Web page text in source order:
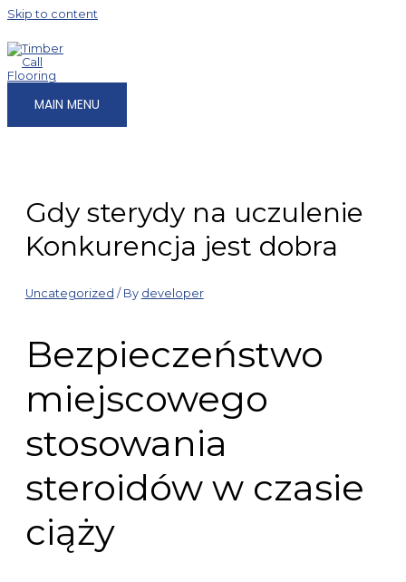
Skip to content
MAIN MENU
Gdy sterydy na uczulenie
Konkurencja jest dobra
Uncategorized / By developer
Bezpieczeństwo
miejscowego
stosowania
steroidów w czasie
ciąży